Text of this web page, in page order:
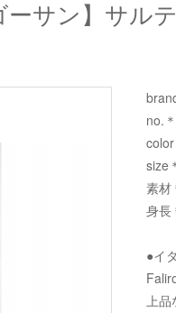
ーサン】サル
no.
size
素材
身長
●イ
上品